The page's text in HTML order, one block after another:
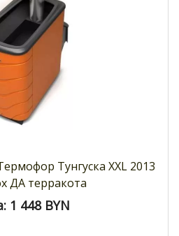
Тунгуска XXL 2013
ДА терракота
1 448 BYN